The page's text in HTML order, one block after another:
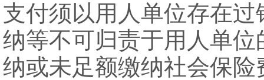
支付须以用人单位存在
纳等不可归责于用人单
纳或未足额缴纳社会保